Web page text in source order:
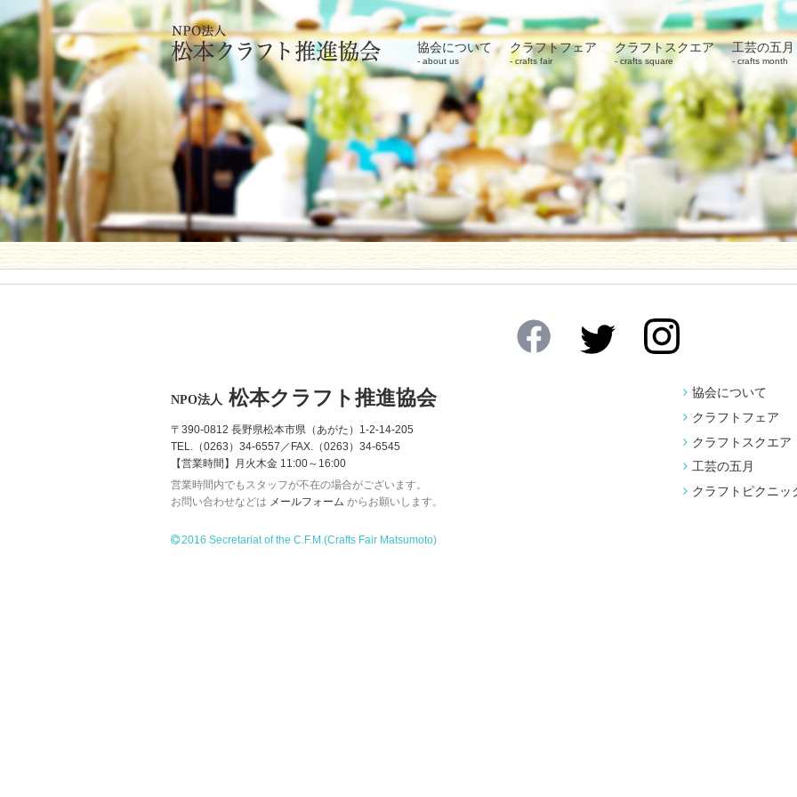
協会について
about us
クラフトフェア
crafts fair
クラフトスクエア
crafts square
工芸の五月
crafts month
協会について
クラフトフェア
クラフトスクエア
工芸の五月
クラフトピクニッ
NPO法人 松本クラフト推進協会
〒390-0812 長野県松本市県（あがた）1-2-14-205
TEL.（0263）34-6557／FAX.（0263）34-6545
【営業時間】月火木金 11:00～16:00
営業時間内でもスタッフが不在の場合がございます。
お問い合わせなどは メールフォーム からお願いします。
2016 Secretariat of the C.F.M.(Crafts Fair Matsumoto)